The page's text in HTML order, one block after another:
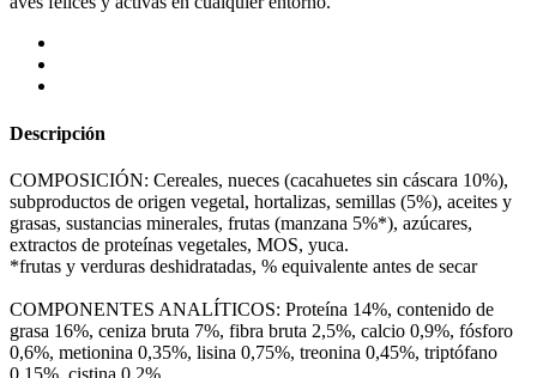
Descripción
COMPOSICIÓN: Cereales, nueces (cacahuetes sin cáscara 10%),
subproductos de origen vegetal, hortalizas, semillas (5%), aceites y
grasas, sustancias minerales, frutas (manzana 5%*), azúcares,
extractos de proteínas vegetales, MOS, yuca.
*frutas y verduras deshidratadas, % equivalente antes de secar
COMPONENTES ANALÍTICOS: Proteína 14%, contenido de
grasa 16%, ceniza bruta 7%, fibra bruta 2,5%, calcio 0,9%, fósforo
0,6%, metionina 0,35%, lisina 0,75%, treonina 0,45%, triptófano
0,15%, cistina 0,2%